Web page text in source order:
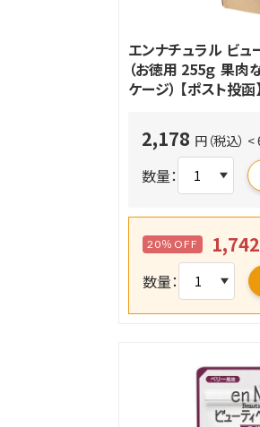
エンナチュラル ビュ
（お徳用 255ｇ 果
ケージ） 【ポスト投函】
2,178 円（税込） <
数量：
20％OFF 1,742
数量：